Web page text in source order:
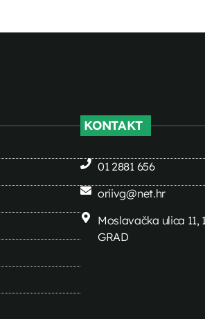
KONTAKT
01 2881 656
oriivg@net.hr
Moslavačka ulica 11,
GRAD